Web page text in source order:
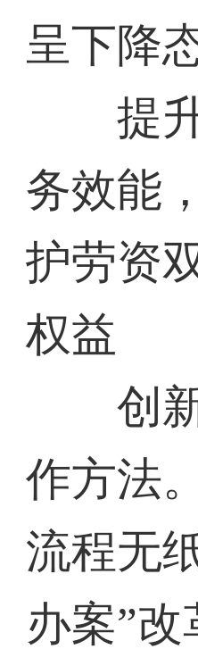
呈下降
提升
务效能
护劳资
权益
创新
作方法
流程无
办案”